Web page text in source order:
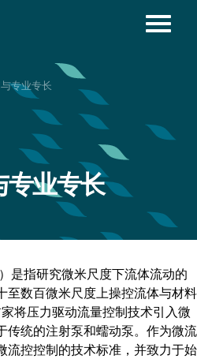
专业专长
专业专长
指研究微米尺度下流体流动的
至数百微米尺度上操控流体与材料
将压力驱动流量控制技术引入微
传统的注射泵和蠕动泵。作为微流
流控控制的技术标准，并致力于始